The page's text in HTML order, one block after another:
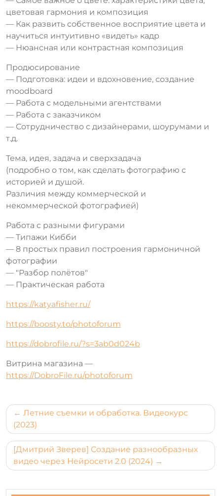
цветовая гармония и композиция
— Как развить собственное восприятие цвета и
научиться интуитивно «видеть» кадр
— Нюансная или контрастная композиция
Продюсирование
— Подготовка: идеи и вдохновение, создание
moodboard
— Работа с модельными агентствами
— Работа с заказчиком
— Сотрудничество с дизайнерами, шоурумами и
т.д.
Тема, идея, задача и сверхзадача
(подробно о том, как сделать фотографию с
историей и душой.
Различия между коммерческой и
некоммерческой фотографией)
Работа с разными фигурами
— Типажи Кибби
— 8 простых правил построения гармоничной
фотографии
— "Разбор полётов"
— Практическая работа
https://katyafisher.ru/
https://boosty.to/photoforum
https://dobrofile.ru/?s=3ab0d024b
Витрина магазина —
https://DobroFile.ru/photoforum
Навигация
по
записям
Летние съемки и обработка. Видеокурс
(2023)
[Дмитрий Зверев] Создание разнообразных
видео через Нейросети 2.0 (2024)